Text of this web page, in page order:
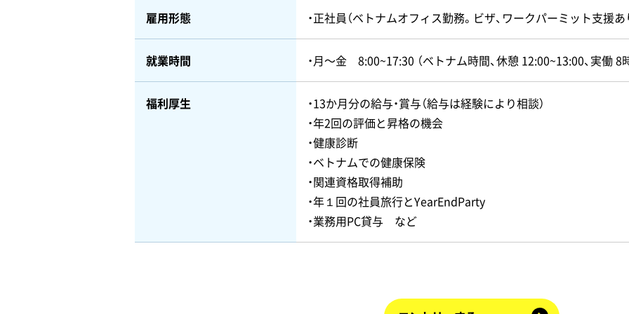
雇用形態 ・正社員（ベトナムオフィス勤務。ビザ、ワークパーミット支援あ
就業時間 ・月〜金 8:00~17:30 （ベトナム時間、休憩 12:00~13:00、実働 8
福利厚生
・13か月分の給与・賞与（給与は経験により相談）
・年2回の評価と昇格の機会
・健康診断
・ベトナムでの健康保険
・関連資格取得補助
・年１回の社員旅行とYearEndParty
・業務用PC貸与 など